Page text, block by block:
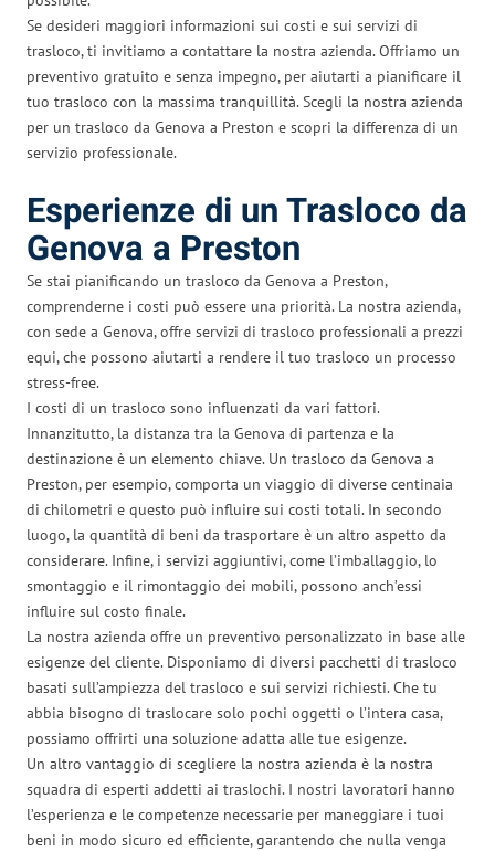
Se desideri maggiori informazioni sui costi e sui servizi di
trasloco, ti invitiamo a contattare la nostra azienda. Offriamo un
preventivo gratuito e senza impegno, per aiutarti a pianificare il
tuo trasloco con la massima tranquillità. Scegli la nostra azienda
per un trasloco da Genova a Preston e scopri la differenza di un
servizio professionale.
Esperienze di un Trasloco da
Genova a Preston
Se stai pianificando un trasloco da Genova a Preston,
comprenderne i costi può essere una priorità. La nostra azienda,
con sede a Genova, offre servizi di trasloco professionali a prezzi
equi, che possono aiutarti a rendere il tuo trasloco un processo
stress-free.
I costi di un trasloco sono influenzati da vari fattori.
Innanzitutto, la distanza tra la Genova di partenza e la
destinazione è un elemento chiave. Un trasloco da Genova a
Preston, per esempio, comporta un viaggio di diverse centinaia
di chilometri e questo può influire sui costi totali. In secondo
luogo, la quantità di beni da trasportare è un altro aspetto da
considerare. Infine, i servizi aggiuntivi, come l’imballaggio, lo
smontaggio e il rimontaggio dei mobili, possono anch’essi
influire sul costo finale.
La nostra azienda offre un preventivo personalizzato in base alle
esigenze del cliente. Disponiamo di diversi pacchetti di trasloco
basati sull’ampiezza del trasloco e sui servizi richiesti. Che tu
abbia bisogno di traslocare solo pochi oggetti o l’intera casa,
possiamo offrirti una soluzione adatta alle tue esigenze.
Un altro vantaggio di scegliere la nostra azienda è la nostra
squadra di esperti addetti ai traslochi. I nostri lavoratori hanno
l’esperienza e le competenze necessarie per maneggiare i tuoi
beni in modo sicuro ed efficiente, garantendo che nulla venga